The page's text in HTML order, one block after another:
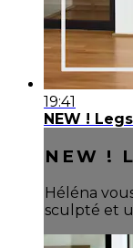
19:41
NEW !
NEW !
Héléna
sculpté et